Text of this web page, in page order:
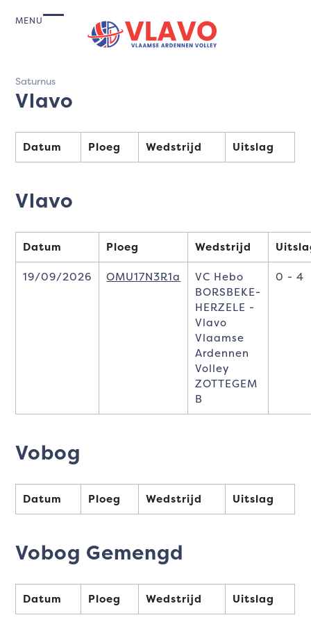
MENU
Open
mobile
Close
mobile
Vlavo
Saturnus
Datum Ploeg Wedstrijd Uitslag
Vlavo
Datum Ploeg Wedstrijd
19/09/2026 OMU17N3R1a
VC Hebo
BORSBEKE-
HERZELE -
Vlavo
Vlaamse
Ardennen
Volley
ZOTTEGEM
B
0 - 4
Vobog
Datum Ploeg Wedstrijd Uitslag
Vobog Gemengd
Datum Ploeg Wedstrijd Uitslag